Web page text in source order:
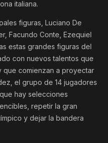
italiana.
figuras, Luciano De
Facundo Conte, Ezequiel
estas grandes figuras del
con nuevos talentos que
comienzan a proyectar
el grupo de 14 jugadores
hay selecciones
repetir la gran
y dejar la bandera